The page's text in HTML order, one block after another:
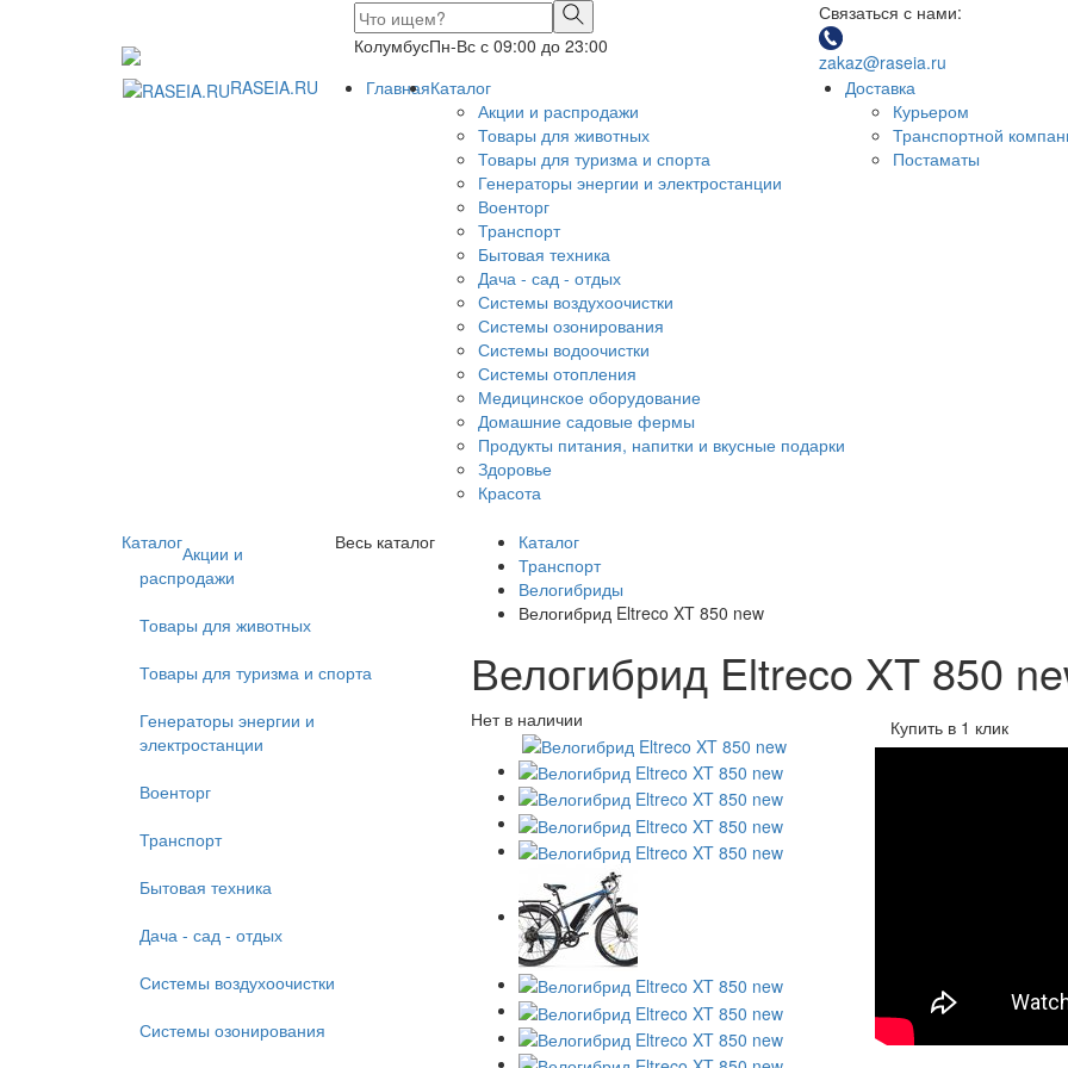
КолумбусПн-Вс с 09:00 до 23:00
Связаться с нами:
zakaz@raseia.ru
RASEIA.RU ГлавнаяКаталог
Акции и распродажи
Товары для животных
Товары для туризма и спорта
Генераторы энергии и электростанции
Военторг
Транспорт
Бытовая техника
Дача - сад - отдых
Системы воздухоочистки
Системы озонирования
Системы водоочистки
Системы отопления
Медицинское оборудование
Домашние садовые фермы
Продукты питания, напитки и вкусные подарки
Здоровье
Красота
Доставка
Курьером
Транспортной
Постаматы
Каталог Весь каталог
Акции и
распродажи
Товары для животных
Товары для туризма и спорта
Генераторы энергии и
электростанции
Военторг
Транспорт
Бытовая техника
Дача - сад - отдых
Системы воздухоочистки
Системы озонирования
Каталог
Транспорт
Велогибриды
Велогибрид Eltreco XT 850 new
Велогибрид Eltreco XT 850
Нет в наличии Купить в 1 клик